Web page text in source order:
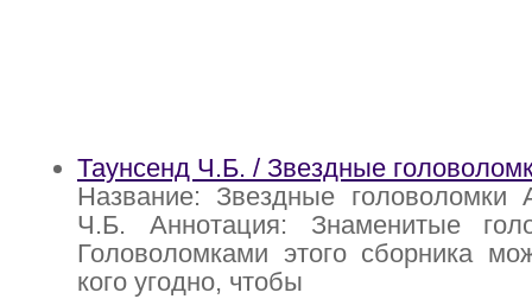
Таунсенд Ч.Б. / Звездные
Название: Звездные головоломки
Ч.Б. Аннотация: Знаменитые
Головоломками этого сборника
кого угодно, чтобы